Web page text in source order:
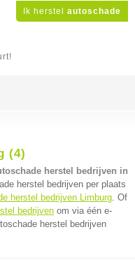
Ik herstel autoschade
(4)
herstel bedrijven in
herstel bedrijven per plaats
herstel bedrijven Limburg. Of
bedrijven om via één e-
herstel bedrijven